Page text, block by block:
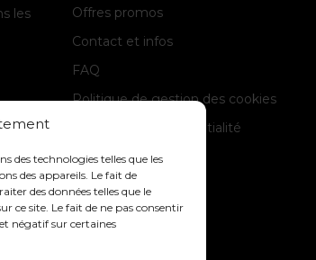
des technologies telles que les
des appareils. Le fait de
des données telles que le
ce site. Le fait de ne pas consentir
négatif sur certaines
les
Offres promos
Contact et infos
FAQ
Politique de gestion des cookies
Politique de confidentialité
Mentions légales